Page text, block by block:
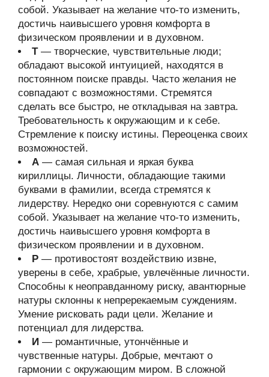
собой. Указывает на желание что-то изменить,
достичь наивысшего уровня комфорта в
физическом проявлении и в духовном.
Т— творческие, чувствительные люди;
обладают высокой интуицией, находятся в
постоянном поиске правды. Часто желания не
совпадают с возможностями. Стремятся
сделать все быстро, не откладывая на завтра.
Требовательность к окружающим и к себе.
Стремление к поиску истины. Переоценка своих
возможностей.
А — самая сильная и яркая буква
кириллицы. Личности, обладающие такими
буквами в фамилии, всегда стремятся к
лидерству. Нередко они соревнуются с самим
собой. Указывает на желание что-то изменить,
достичь наивысшего уровня комфорта в
физическом проявлении и в духовном.
Р — противостоят воздействию извне,
уверены в себе, храбрые, увлечённые личности.
Способны к неоправданному риску, авантюрные
натуры склонны к непререкаемым суждениям.
Умение рисковать ради цели. Желание и
потенциал для лидерства.
И — романтичные, утончённые и
чувственные натуры. Добрые, мечтают о
гармонии с окружающим миром. В сложной